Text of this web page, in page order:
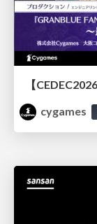
cygames